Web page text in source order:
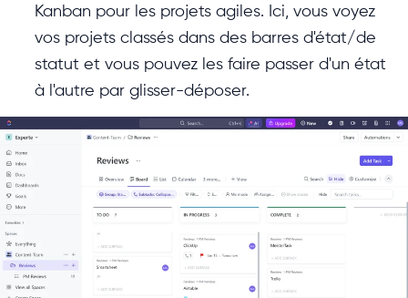
Kanban pour les projets agiles. Ici, vous voyez
vos projets classés dans des barres d'état/de
statut et vous pouvez les faire passer d'un état
à l'autre par glisser-déposer.